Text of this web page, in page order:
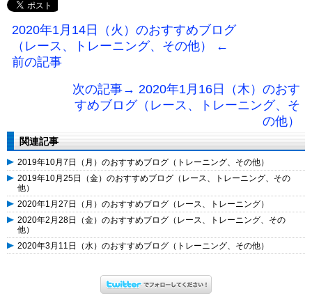
2020年1月14日（火）のおすすめブログ
（レース、トレーニング、その他） ←
前の記事
次の記事→ 2020年1月16日（木）のおす
すめブログ（レース、トレーニング、そ
の他）
関連記事
2019年10月7日（月）のおすすめブログ（トレーニング、その他）
2019年10月25日（金）のおすすめブログ（レース、トレーニング、その
他）
2020年1月27日（月）のおすすめブログ（レース、トレーニング）
2020年2月28日（金）のおすすめブログ（レース、トレーニング、その
他）
2020年3月11日（水）のおすすめブログ（トレーニング、その他）